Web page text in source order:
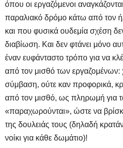
όπου οι εργαζόμενοι
παραλιακό δρόμο κάτω από τον
και που φυσικά ουδεμία σχέση
διαβίωση. Και δεν φτάνει μόνο
έναν ευφάνταστο τρόπο για να
από τον μισθό των εργαζομένων:
σύμβαση, ούτε καν προφορικά,
από τον μισθό, ως πληρωμή για
«παραχωρούνται», ώστε να
της δουλειάς τους (δηλαδή
νοίκι για κάθε δωμάτιο)!